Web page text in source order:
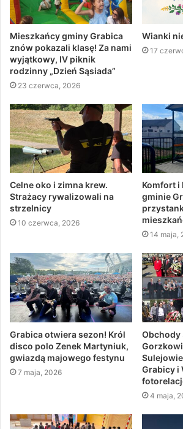
Mieszkańcy gminy Grabica
znów pokazali klasę! Za nami
wyjątkowy, IV piknik
rodzinny „Dzień Sąsiada”
23 czerwca, 2026
Wianki
17
Celne oko i zimna krew.
Strażacy rywalizowali na
strzelnicy
10 czerwca, 2026
Komfort i
gminie
14 maja,
Grabica otwiera sezon! Król
disco polo Zenek Martyniuk,
gwiazdą majowego festynu
7 maja, 2026
Obchody
Grabicy i
4 maja,